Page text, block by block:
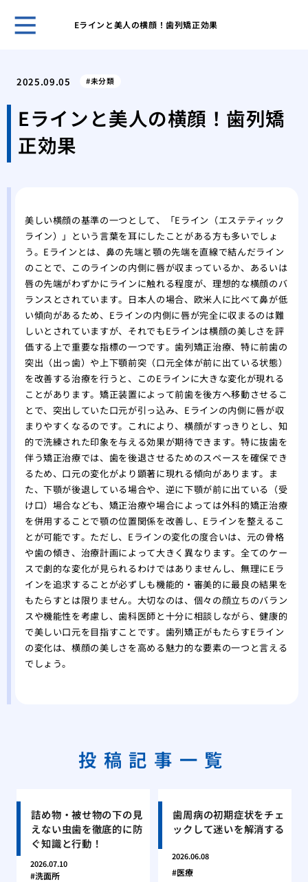
Eラインと美人の横顔！歯列矯正効果
お
ヒ
2025.09.05 未分類
Eラインと美人の横顔！歯列矯
正効果
美しい横顔の基準の一つとして、「Eライン（エステティック
ライン）」という言葉を耳にしたことがある方も多いでしょ
う。Eラインとは、鼻の先端と顎の先端を直線で結んだライン
のことで、このラインの内側に唇が収まっているか、あるいは
唇の先端がわずかにラインに触れる程度が、理想的な横顔のバ
ランスとされています。日本人の場合、欧米人に比べて鼻が低
い傾向があるため、Eラインの内側に唇が完全に収まるのは難
しいとされていますが、それでもEラインは横顔の美しさを評
価する上で重要な指標の一つです。歯列矯正治療、特に前歯の
突出（出っ歯）や上下顎前突（口元全体が前に出ている状態）
を改善する治療を行うと、このEラインに大きな変化が現れる
ことがあります。矯正装置によって前歯を後方へ移動させるこ
とで、突出していた口元が引っ込み、Eラインの内側に唇が収
まりやすくなるのです。これにより、横顔がすっきりとし、知
的で洗練された印象を与える効果が期待できます。特に抜歯を
伴う矯正治療では、歯を後退させるためのスペースを確保でき
るため、口元の変化がより顕著に現れる傾向があります。ま
た、下顎が後退している場合や、逆に下顎が前に出ている（受
け口）場合なども、矯正治療や場合によっては外科的矯正治療
を併用することで顎の位置関係を改善し、Eラインを整えるこ
とが可能です。ただし、Eラインの変化の度合いは、元の骨格
や歯の傾き、治療計画によって大きく異なります。全てのケー
スで劇的な変化が見られるわけではありませんし、無理にEラ
インを追求することが必ずしも機能的・審美的に最良の結果を
もたらすとは限りません。大切なのは、個々の顔立ちのバラン
スや機能性を考慮し、歯科医師と十分に相談しながら、健康的
で美しい口元を目指すことです。歯列矯正がもたらすEライン
の変化は、横顔の美しさを高める魅力的な要素の一つと言える
でしょう。
投稿記事一覧
詰め物・被せ物の下の見
えない虫歯を徹底的に防
ぐ知識と行動！
2026.07.10
洗面所
歯周病の初期症状をチェ
ックして迷いを解消する
2026.06.08
医療